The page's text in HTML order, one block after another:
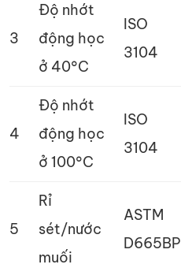
3
Độ nhớt
động học
ở 40°C
ISO
3104
4
Độ nhớt
động học
ở 100°C
ISO
3104
5
Rỉ
sét/nước
muối
ASTM
D665BP